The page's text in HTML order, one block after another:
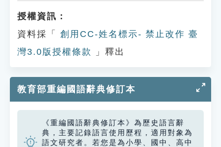
授權資訊：
資料採「
創用CC-姓名標示- 禁止改作 臺
灣3.0版授權條款
」釋出
教育部重編國語辭典修訂本
《重編國語辭典修訂本》為歷史語言辭
典，主要記錄語言使用歷程，適用對象為
語文研究者。若您是為小學、國中、高中